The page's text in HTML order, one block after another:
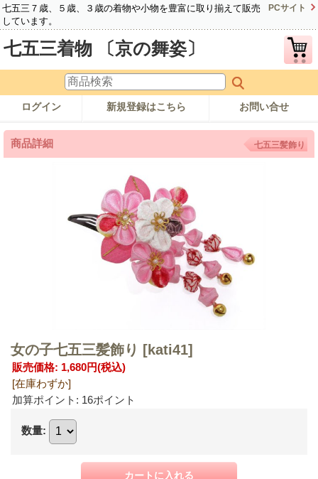
七五三７歳、５歳、３歳の着物や小物を豊富に取り揃えて販売
しています。
PCサイト
七五三着物 〔京の舞姿〕
ログイン 新規登録はこちら お問い合せ
商品詳細 七五三髪飾り
女の子七五三髪飾り [kati41]
販売価格: 1,680円(税込)
[在庫わずか]
加算ポイント: 16ポイント
数量: